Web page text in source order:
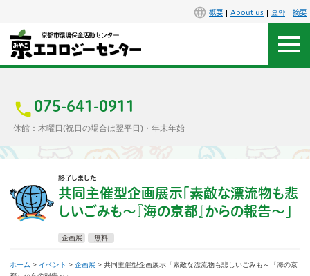
概要 About us 요약 摘要
075-641-0911
休館：木曜日(祝日の場合は翌平日)・年末年始
アクセス
施設案内
エコセンで楽しもう
終了しました
共同主催型企画展示「素敵な漂流物も悲
しいごみも〜『海の京都』からの報告〜」
企画展 無料
ホーム > イベント > 企画展 > 共同主催型企画展示「素敵な漂流物も悲しいごみも～『海の京